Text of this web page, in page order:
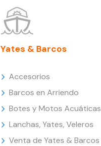
Yates & Barcos
Accesorios
Barcos en Arriendo
Botes y Motos Acuáticas
Lanchas, Yates, Veleros
Venta de Yates & Barcos